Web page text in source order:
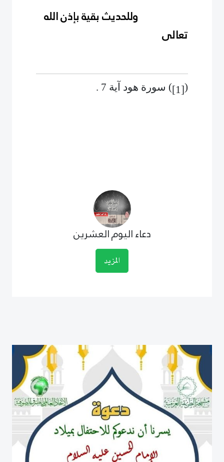
وللحديث بقية بإذن الله
تعالى
(
[1]
) سورة هود آية 7 .
دعاء اليوم العشرين
المزيد